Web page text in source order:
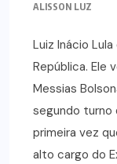
ALISSON LUZ
Luiz Inácio
República. Ele
Messias
segundo turno
primeira vez
alto cargo do